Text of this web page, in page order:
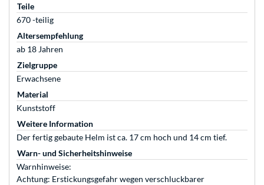
Teile
670 -teilig
Altersempfehlung
ab 18 Jahren
Zielgruppe
Erwachsene
Material
Kunststoff
Weitere Information
Der fertig gebaute Helm ist ca. 17 cm hoch und 14 cm tief.
Warn- und Sicherheitshinweise
Warnhinweise:
Achtung: Erstickungsgefahr wegen verschluckbarer